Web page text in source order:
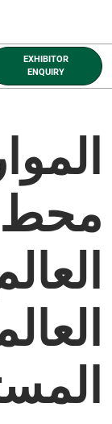
EXHIBITOR
ENQUIRY
محط